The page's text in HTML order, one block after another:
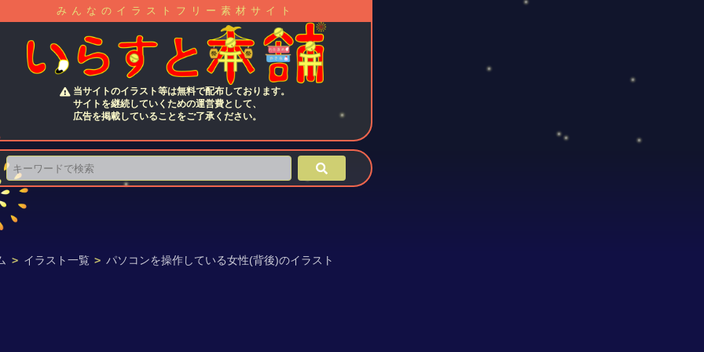
みんなのイラストフリー素材サイト
当サイトのイラスト等は無料で配布しております。
サイトを継続していくための運営費として、
広告を掲載していることをご了承ください。
> イラスト一覧 > パソコンを操作している女性(背後)のイラスト